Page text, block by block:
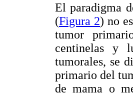
El paradigma
(Figura 2) no
tumor
centinelas y
tumorales, se
primario del
de mama o